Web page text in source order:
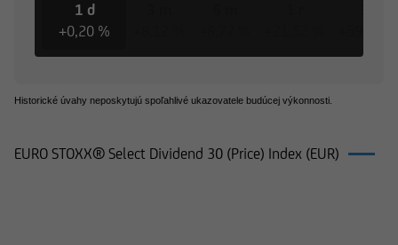
1 d
+0,20 %
Historické úvahy neposkytujú spoľahlivé ukazovatele budúcej výkonnosti.
EURO STOXX® Select Dividend 30 (Price) Index (EUR)